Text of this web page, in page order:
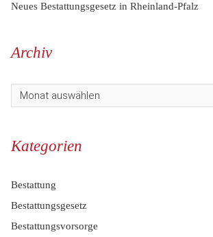
Neues Bestattungsgesetz in Rheinland-Pfalz
Archiv
Kategorien
Bestattung
Bestattungsgesetz
Bestattungsvorsorge